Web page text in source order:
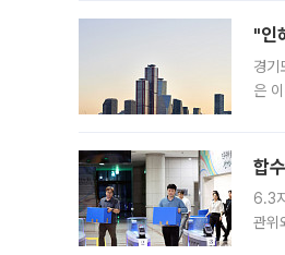
"인
경기
은
합
6.3
관위